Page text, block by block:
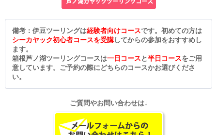
備考：伊豆ツーリングは経験者向けコースです。初めての方は
シーカヤック初心者コースを受講してからの参加をおすすめし
ます。
箱根芦ノ湖ツーリングコースは一日コースと半日コースをご用
意しています。ご予約の際にどちらのコースかお選びくださ
い。
ご質問やお問い合わせは↓